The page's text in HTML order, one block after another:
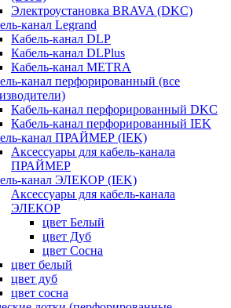
Электроустановка BRAVA (DKC)
канал Legrand
Кабель-канал DLP
Кабель-канал DLPlus
Кабель-канал METRA
канал перфорированный (все
Кабель-канал перфорированный DKC
Кабель-канал перфорированный IEK
канал ПРАЙМЕР (IEK)
Аксессуары для кабель-канала
ПРАЙМЕР
канал ЭЛЕКОР (IEK)
Аксессуары для кабель-канала
ЭЛЕКОР
цвет Белый
цвет Дуб
цвет Сосна
цвет белый
цвет дуб
цвет сосна